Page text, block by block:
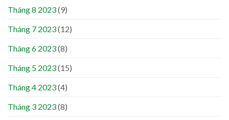
Tháng 8 2023(9)
Tháng 7 2023(12)
Tháng 6 2023(8)
Tháng 5 2023(15)
Tháng 4 2023(4)
Tháng 3 2023(8)